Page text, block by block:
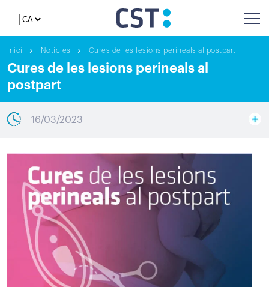
Inici Notícies Cures de les lesions perineals al postpart
Cures de les lesions perineals al
postpart
16/03/2023